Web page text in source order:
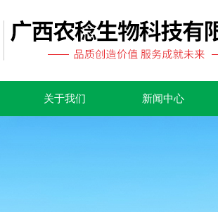
关于我们 新闻中心